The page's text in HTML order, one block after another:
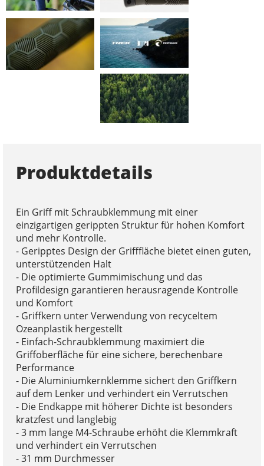
Produktdetails
Ein Griff mit Schraubklemmung mit einer
einzigartigen gerippten Struktur für hohen Komfort
und mehr Kontrolle.
- Geripptes Design der Grifffläche bietet einen guten,
unterstützenden Halt
- Die optimierte Gummimischung und das
Profildesign garantieren herausragende Kontrolle
und Komfort
- Griffkern unter Verwendung von recyceltem
Ozeanplastik hergestellt
- Einfach-Schraubklemmung maximiert die
Griffoberfläche für eine sichere, berechenbare
Performance
- Die Aluminiumkernklemme sichert den Griffkern
auf dem Lenker und verhindert ein Verrutschen
- Die Endkappe mit höherer Dichte ist besonders
kratzfest und langlebig
- 3 mm lange M4-Schraube erhöht die Klemmkraft
und verhindert ein Verrutschen
- 31 mm Durchmesser